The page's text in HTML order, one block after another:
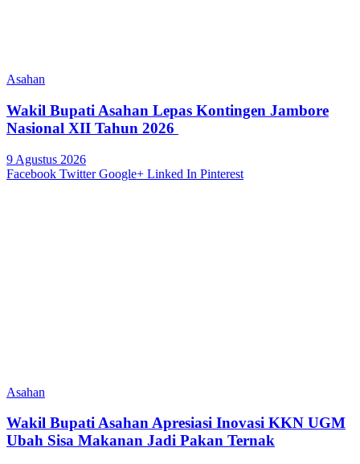
Asahan
Wakil Bupati Asahan Lepas Kontingen Jambore
Nasional XII Tahun 2026
9 Agustus 2026
Facebook Twitter Google+ Linked In Pinterest
Asahan
Wakil Bupati Asahan Apresiasi Inovasi KKN UGM
Ubah Sisa Makanan Jadi Pakan Ternak